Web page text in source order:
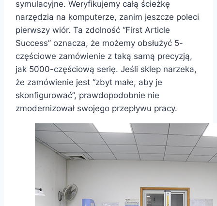
symulacyjne. Weryfikujemy całą ścieżkę
narzędzia na komputerze, zanim jeszcze poleci
pierwszy wiór. Ta zdolność “First Article
Success” oznacza, że możemy obsłużyć 5-
częściowe zamówienie z taką samą precyzją,
jak 5000-częściową serię. Jeśli sklep narzeka,
że zamówienie jest “zbyt małe, aby je
skonfigurować”, prawdopodobnie nie
zmodernizował swojego przepływu pracy.